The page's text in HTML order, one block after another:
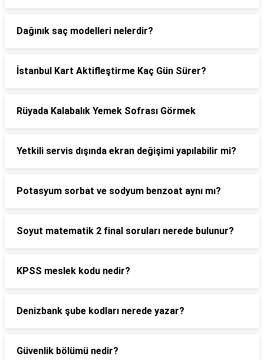
Dağınık saç modelleri nelerdir?
İstanbul Kart Aktifleştirme Kaç Gün Sürer?
Rüyada Kalabalık Yemek Sofrası Görmek
Yetkili servis dışında ekran değişimi yapılabilir mi?
Potasyum sorbat ve sodyum benzoat aynı mı?
Soyut matematik 2 final soruları nerede bulunur?
KPSS meslek kodu nedir?
Denizbank şube kodları nerede yazar?
Güvenlik bölümü nedir?